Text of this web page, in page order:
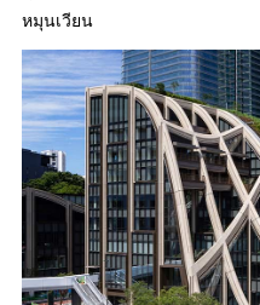
หมุนเวียน